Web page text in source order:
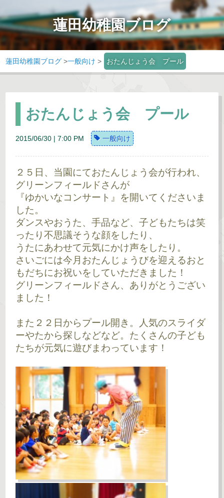
蓮田幼稚園ブログ
蓮田幼稚園ブログ >一般向け > おたんじょう会 プール
おたんじょう会 プール
2015/06/30 | 7:00 PM 一般向け
２５日、当園にておたんじょう会が行われ、
グリーンフィールドさんが
『ゆかいなコンサート』を開いてくださいま
した。
ダンスやおうた、手品など、子どもたちは笑
ったり不思議そうな顔をしたり、
うたにあわせて元気にかけ声をしたり。
さいごには今月おたんじょうびを迎えるおと
もだちにお祝いをしていただきました！
グリーンフィールドさん、ありがとうござい
ました！
また２２日からプール開き。人気のスライダ
ーやたから探しなどなど。たくさんの子ども
たちが元気に遊びまわっています！